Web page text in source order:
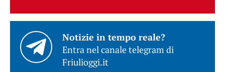
Notizie in tempo reale?
Entra nel canale telegram di
Friulioggi.it